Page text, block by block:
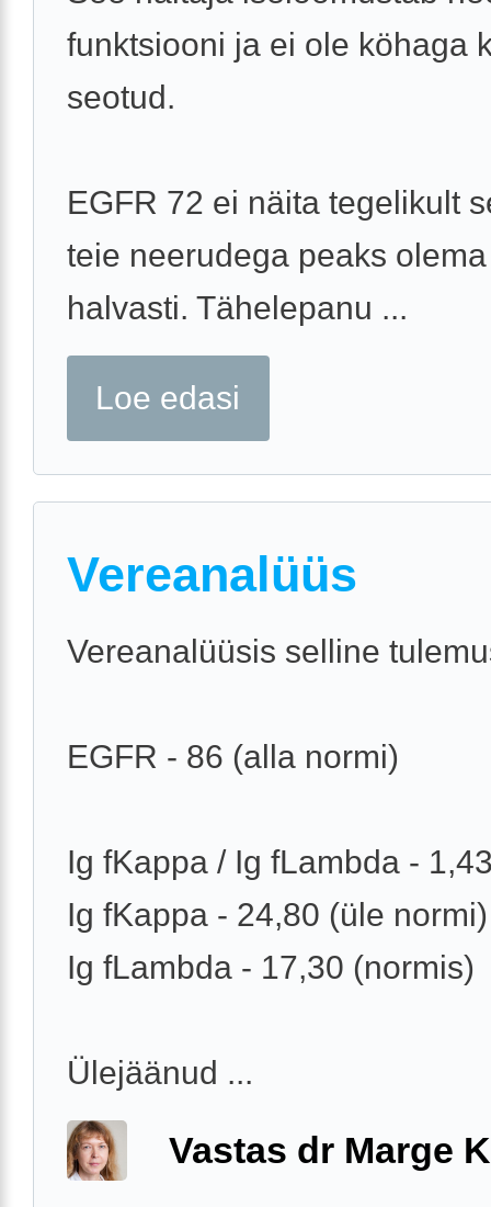
funktsiooni ja ei ole köhaga
seotud.
EGFR 72 ei näita tegelikult
teie neerudega peaks
halvasti. Tähelepanu ...
Loe edasi
Vereanalüüs
Vereanalüüsis selline
EGFR - 86 (alla normi)
Ig fKappa / Ig fLambda -
Ig fKappa - 24,80 (üle normi)
Ig fLambda - 17,30 (normis)
Ülejäänud ...
Vastas dr Marge